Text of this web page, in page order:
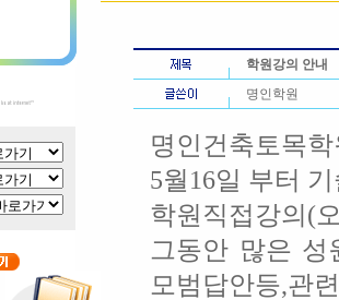
학원강의 안내
명인학원
명인건축토목
5월16일 부터
학원직접강의(
그동안 많은 성
모범답안등,관